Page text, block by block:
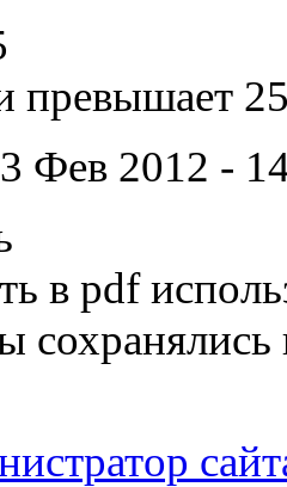
превышает
Фев 2012 -
в pdf
сохранялись